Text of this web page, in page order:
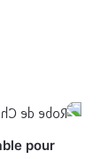
pour